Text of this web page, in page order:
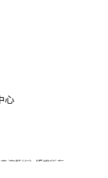
心
演藝術》版權所有